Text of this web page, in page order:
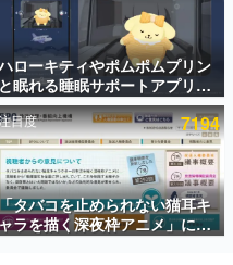
方々に製作時のエピソードをお
（ゲーム）とは何か？を探ってい
ない。『赫本』は、〈試験問題〉
説集です。
ム市場を担う若きクリエイター達
ツと情熱を探っていきます。
ローキティやポムポムプリン
と眠れる睡眠サポートアプリ
ゆめたび』が配信中。キャラ
とのASMRや目覚ましアラー
も搭載
目度 7194
「タバコを止められない猫耳キ
ャラを描く深夜枠アニメ」に視
者の一部から批判意見。違法